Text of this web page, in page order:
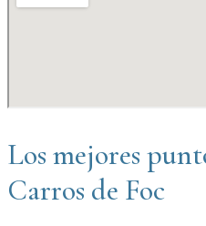
Los mejores
Carros de Foc